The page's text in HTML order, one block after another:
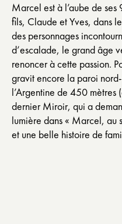
Marcel est à l’aube de
fils, Claude et Yves, dans
des personnages
d’escalade, le grand âge
renoncer à cette passion.
gravit encore la paroi
l’Argentine de 450 mètres
dernier Miroir, qui a
lumière dans « Marcel, au
et une belle histoire de